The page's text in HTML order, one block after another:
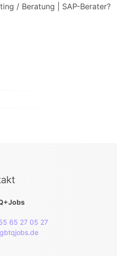
/ Beratung | SAP-Berater?
65 27 05 27